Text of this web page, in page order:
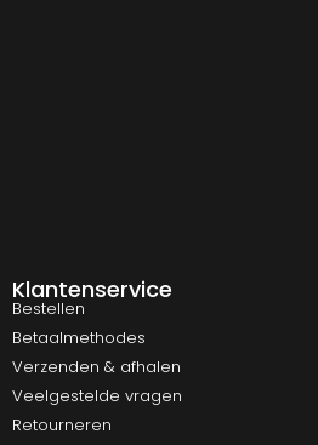
Klantenservice
Bestellen
Betaalmethodes
Verzenden & afhalen
Veelgestelde vragen
Retourneren